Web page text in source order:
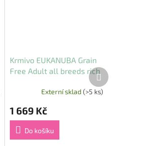
Krmivo EUKANUBA Grain
Free Adult all breeds rich
Externí sklad (>5 ks)
1 669 Kč
Do košíku
Další
produkt